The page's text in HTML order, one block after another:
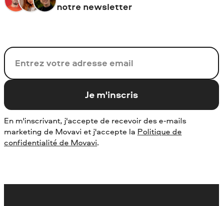
notre newsletter
Votre adresse de messagerie
Je m'inscris
En m'inscrivant, j'accepte de recevoir des e-mails
marketing de Movavi et j'accepte la Politique de
confidentialité de Movavi.